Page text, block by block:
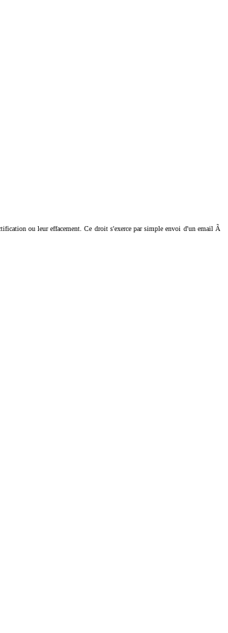
ou leur effacement. Ce droit s'exerce par simple envoi d'un email Ã